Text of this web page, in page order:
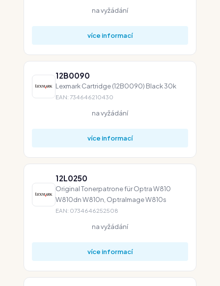
na vyžádání
více informací
12B0090
Lexmark Cartridge (12B0090) Black 30k
EAN: 734646210430
na vyžádání
více informací
12L0250
Original Tonerpatrone für Optra W810
W810dn W810n, OptraImage W810s
EAN: 0734646252508
na vyžádání
více informací